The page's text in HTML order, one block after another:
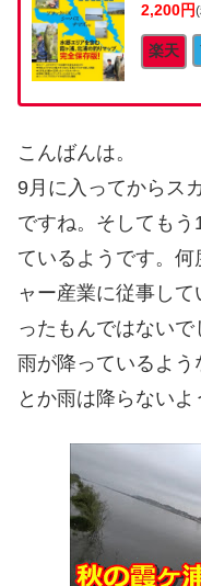
2,200円
楽天
こんばんは。
9月に入ってからス
ですね。そしても
ているようです。
ャー産業に従事し
ったもんではない
雨が降っているよ
とか雨は降らないよ